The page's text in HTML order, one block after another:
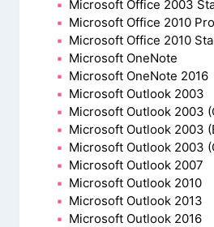
Microsoft Office 2003
Microsoft Office 2010
Microsoft Office 2010
Microsoft OneNote
Microsoft OneNote 2016
Microsoft Outlook 2003
Microsoft Outlook 2003
Microsoft Outlook 2003
Microsoft Outlook 2003
Microsoft Outlook 2007
Microsoft Outlook 2010
Microsoft Outlook 2013
Microsoft Outlook 2016